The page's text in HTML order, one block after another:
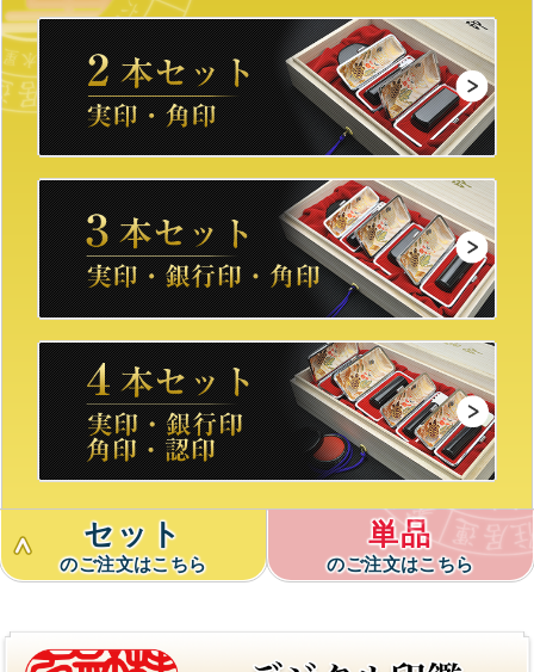
セット
のご注文はこちら
単品
のご注文はこちら